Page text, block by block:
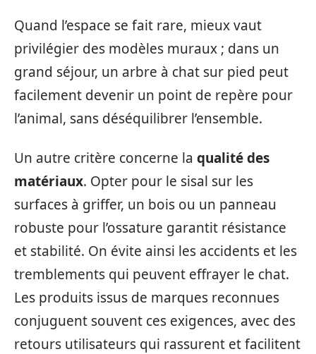
Quand l’espace se fait rare, mieux vaut
privilégier des modèles muraux ; dans un
grand séjour, un arbre à chat sur pied peut
facilement devenir un point de repère pour
l’animal, sans déséquilibrer l’ensemble.
Un autre critère concerne la qualité des
matériaux. Opter pour le sisal sur les
surfaces à griffer, un bois ou un panneau
robuste pour l’ossature garantit résistance
et stabilité. On évite ainsi les accidents et les
tremblements qui peuvent effrayer le chat.
Les produits issus de marques reconnues
conjuguent souvent ces exigences, avec des
retours utilisateurs qui rassurent et facilitent